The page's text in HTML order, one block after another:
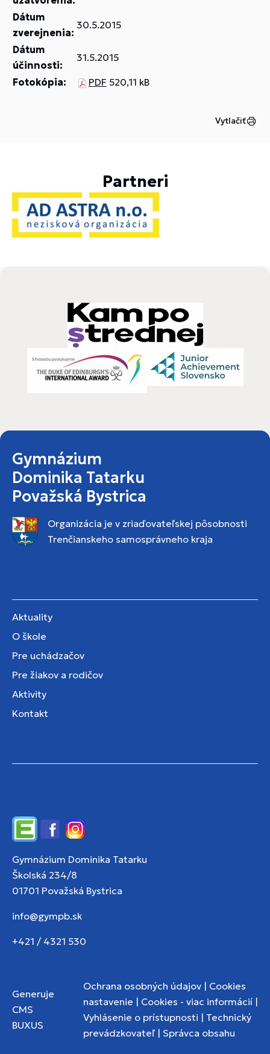
Dátum
zverejnenia:
30.5.2015
Dátum
účinnosti:
31.5.2015
Fotokópia: PDF 520,11 kB
Vytlačiť
Partneri
Gymnázium
Dominika Tatarku
Považská Bystrica
Organizácia je v zriaďovateľskej pôsobnosti
Trenčianskeho samosprávneho kraja
Aktuality
O škole
Pre uchádzačov
Pre žiakov a rodičov
Aktivity
Kontakt
EdupageFacebookInstagram
Gymnázium Dominika Tatarku
Školská 234/8
01701 Považská Bystrica
info@gympb.sk
+421 / 4321 530
Generuje
CMS
BUXUS
Ochrana osobných údajov | Cookies
nastavenie | Cookies - viac informácií |
Vyhlásenie o prístupnosti | Technický
prevádzkovateľ | Správca obsahu